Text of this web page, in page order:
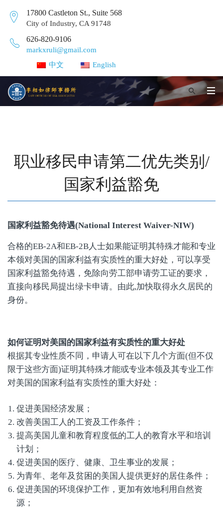
17800 Castleton St., Suite 568
City of Industry, CA 91748
626-820-9106
markxruli@gmail.com
中文
English
职业移民申请第二优先类别/
国家利益豁免
国家利益豁免待遇(National Interest Waiver-NIW)
合格的EB-2A和EB-2B人士如果能证明其特殊才能和专业
本领对美国的国家利益有实质性的重大好处，可以享受
国家利益豁免待遇，免除向劳工部申请劳工证的要求，
直接向移民局提出绿卡申请。由此,加快取得永久居民的
身份。
如何证明对美国的国家利益有实质性的重大好处
根据其专业性质不同，申请人可在以下几个方面(但不仅
限于这些方面)证明其特殊才能或专业本领及其专业工作
对美国的国家利益有实质性的重大好处：
促进美国经济发展；
改善美国工人的工资及工作条件；
提高美国儿童和教育程度低的工人的教育水平和培训
计划；
促进美国的医疗、健康、卫生事业的发展；
为青年、老年及贫困的美国人提供更好的居住条件；
促进美国的环境保护工作，更加有效地利用自然资
源；